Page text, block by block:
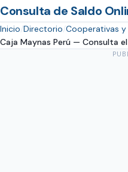
Consulta de Saldo
Inicio Directorio Cooperativas y
Caja Maynas Perú — Consulta